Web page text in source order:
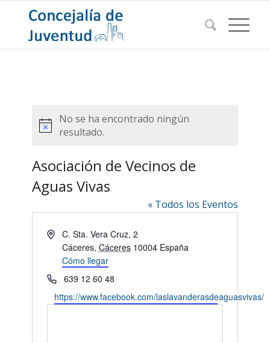
Aviso
No se ha encontrado ningún
resultado.
Asociación de Vecinos de
Aguas Vivas
« Todos los Eventos
Dirección
C. Sta. Vera Cruz, 2
Cáceres, Cáceres 10004 España
Cómo llegar
Teléfono639 12 60 48
Website
https://www.facebook.com/laslavanderasdeaguasvivas/